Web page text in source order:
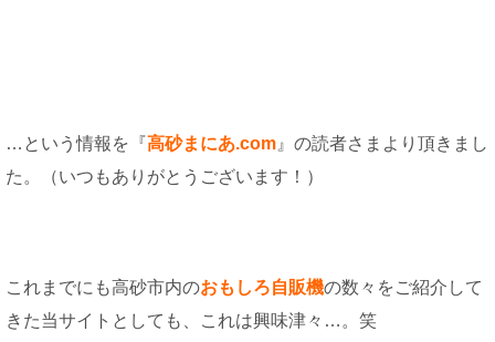
…という情報を『高砂まにあ.com 』の読者さまより頂きまし
た。（いつもありがとうございます！）
これまでにも高砂市内のおもしろ自販機の数々をご紹介して
きた当サイトとしても、これは興味津々…。笑